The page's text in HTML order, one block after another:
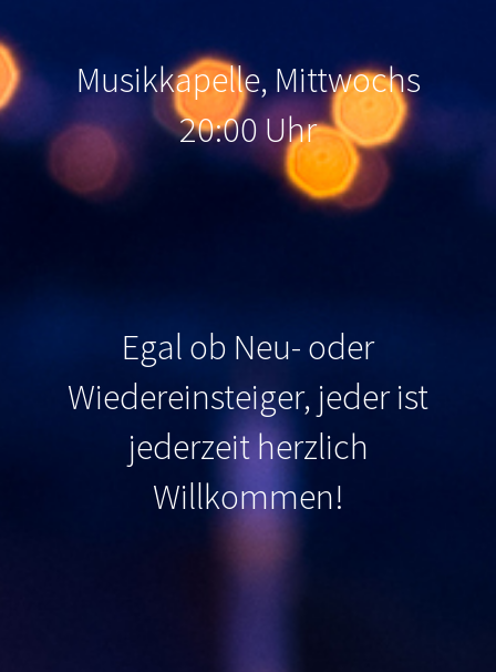
Musikkapelle, Mittwochs
20:00 Uhr
Egal ob Neu- oder
Wiedereinsteiger, jeder ist
jederzeit herzlich
Willkommen!